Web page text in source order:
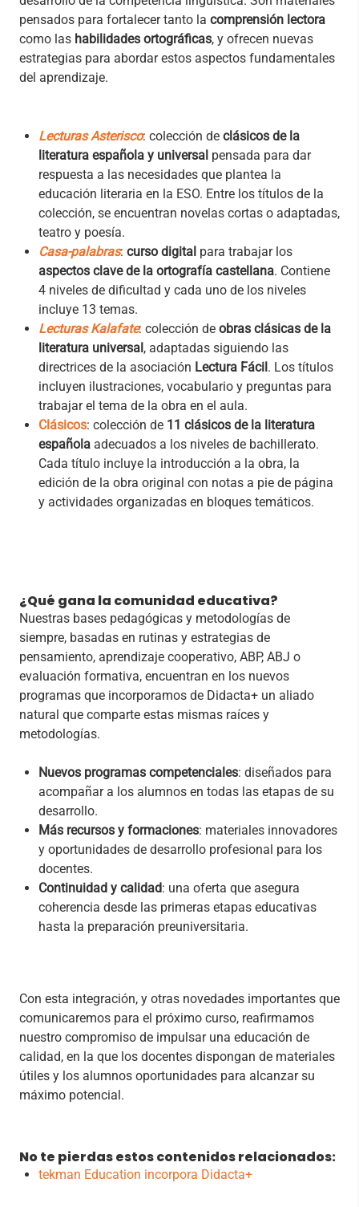
pensados para fortalecer tanto la comprensión lectora
como las habilidades ortográficas, y ofrecen nuevas
estrategias para abordar estos aspectos fundamentales
del aprendizaje.
Lecturas Asterisco: colección de clásicos de la
literatura española y universal pensada para dar
respuesta a las necesidades que plantea la
educación literaria en la ESO. Entre los títulos de la
colección, se encuentran novelas cortas o adaptadas,
teatro y poesía.
Casa-palabras: curso digital para trabajar los
aspectos clave de la ortografía castellana. Contiene
4 niveles de dificultad y cada uno de los niveles
incluye 13 temas.
Lecturas Kalafate: colección de obras clásicas de la
literatura universal, adaptadas siguiendo las
directrices de la asociación Lectura Fácil. Los títulos
incluyen ilustraciones, vocabulario y preguntas para
trabajar el tema de la obra en el aula.
Clásicos: colección de 11 clásicos de la literatura
española adecuados a los niveles de bachillerato.
Cada título incluye la introducción a la obra, la
edición de la obra original con notas a pie de página
y actividades organizadas en bloques temáticos.
¿Qué gana la comunidad educativa?
Nuestras bases pedagógicas y metodologías de
siempre, basadas en rutinas y estrategias de
pensamiento, aprendizaje cooperativo, ABP, ABJ o
evaluación formativa, encuentran en los nuevos
programas que incorporamos de Didacta+ un aliado
natural que comparte estas mismas raíces y
metodologías.
Nuevos programas competenciales: diseñados para
acompañar a los alumnos en todas las etapas de su
desarrollo.
Más recursos y formaciones: materiales innovadores
y oportunidades de desarrollo profesional para los
docentes.
Continuidad y calidad: una oferta que asegura
coherencia desde las primeras etapas educativas
hasta la preparación preuniversitaria.
Con esta integración, y otras novedades importantes que
comunicaremos para el próximo curso, reafirmamos
nuestro compromiso de impulsar una educación de
calidad, en la que los docentes dispongan de materiales
útiles y los alumnos oportunidades para alcanzar su
máximo potencial.
No te pierdas estos contenidos relacionados:
tekman Education incorpora Didacta+